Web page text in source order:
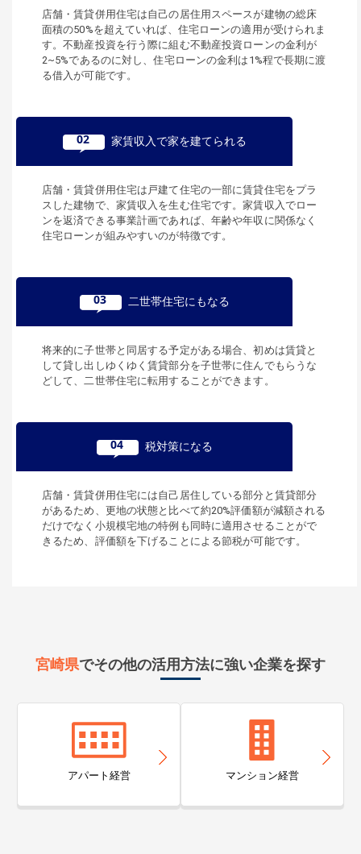
店舗・賃貸併用住宅は自己の居住用スペースが建物の総床
面積の50%を超えていれば、住宅ローンの適用が受けられま
す。不動産投資を行う際に組む不動産投資ローンの金利が
2~5%であるのに対し、住宅ローンの金利は1%程で長期に渡
る借入が可能です。
02 家賃収入で家を建てられる
店舗・賃貸併用住宅は戸建て住宅の一部に賃貸住宅をプラ
スした建物で、家賃収入を生む住宅です。家賃収入でロー
ンを返済できる事業計画であれば、年齢や年収に関係なく
住宅ローンが組みやすいのが特徴です。
03 二世帯住宅にもなる
将来的に子世帯と同居する予定がある場合、初めは賃貸と
して貸し出しゆくゆく賃貸部分を子世帯に住んでもらうな
どして、二世帯住宅に転用することができます。
04 税対策になる
店舗・賃貸併用住宅には自己居住している部分と賃貸部分
があるため、更地の状態と比べて約20%評価額が減額される
だけでなく小規模宅地の特例も同時に適用させることがで
きるため、評価額を下げることによる節税が可能です。
宮崎県でその他の活用方法に強い企業を探す
アパート経営 マンション経営